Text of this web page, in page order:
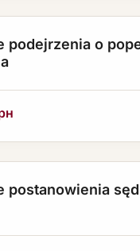
podejrzenia o
postanowienia